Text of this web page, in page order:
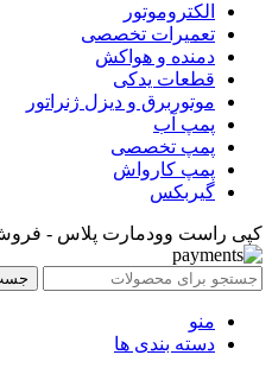
الکتروموتور
تعمیرات تخصصی
دمنده و هواکش
قطعات یدکی
موتوربرق و دیزل ژنراتور
پمپ آب
پمپ تخصصی
پمپ کارواش
گیربکس
کپی راست وودمارت پلاس -
منو
دسته بندی ها